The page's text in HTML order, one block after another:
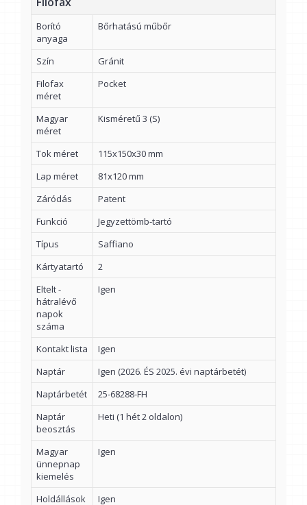
Borító
anyaga
Bőrhatású műbőr
Szín
Gránit
Filofax
méret
Pocket
Magyar
méret
Kisméretű 3 (S)
Tok méret
115x150x30 mm
Lap méret
81x120 mm
Záródás
Patent
Funkció
Jegyzettömb-tartó
Típus
Saffiano
Kártyatartó
2
Eltelt -
hátralévő
napok
száma
Igen
Kontakt lista
Igen
Naptár
Igen (2026. ÉS 2025. évi naptárbetét)
Naptárbetét
25-68288-FH
Naptár
beosztás
Heti (1 hét 2 oldalon)
Magyar
ünnepnap
kiemelés
Igen
Holdállások
Igen